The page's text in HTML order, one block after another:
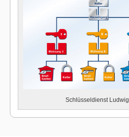
Schlüsseldienst Ludwig